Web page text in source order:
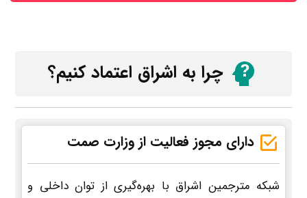
چرا به اشراق اعتماد کنیم؟
دارای مجوز فعالیت از وزارت صمت
شبکه مترجمین اشراق با بهره‌گیری از توان داخلی و